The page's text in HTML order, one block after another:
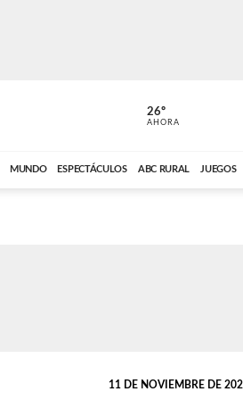
ABC CARDINAL
26º
AHORA
MUNDO ESPECTÁCULOS ABC RURAL JUEGOS
11 DE NOVIEMBRE DE